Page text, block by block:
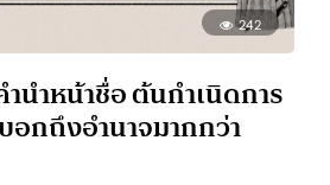
242
นำหน้าชื่อ ต้นกำเนิดการ
อกถึงอำนาจมากกว่า